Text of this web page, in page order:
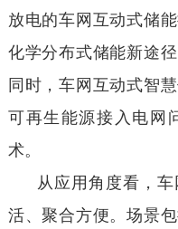
放电的车网互动式储
化学分布式储能新途
同时，车网互动式智
可再生能源接入电网
术。
从应用角度看，
活、聚合方便。场景